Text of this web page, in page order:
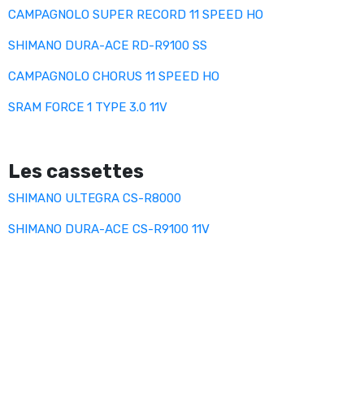
CAMPAGNOLO SUPER RECORD 11 SPEED HO
SHIMANO DURA-ACE RD-R9100 SS
CAMPAGNOLO CHORUS 11 SPEED HO
SRAM FORCE 1 TYPE 3.0 11V
Les cassettes
SHIMANO ULTEGRA CS-R8000
SHIMANO DURA-ACE CS-R9100 11V